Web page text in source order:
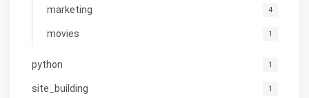
marketing 4
movies 1
python 1
site_building 1